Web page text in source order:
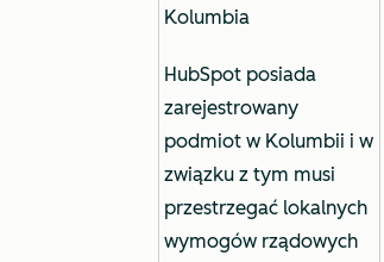
Kolumbia
HubSpot posiada
zarejestrowany
podmiot w Kolumbii i w
związku z tym musi
przestrzegać lokalnych
wymogów rządowych